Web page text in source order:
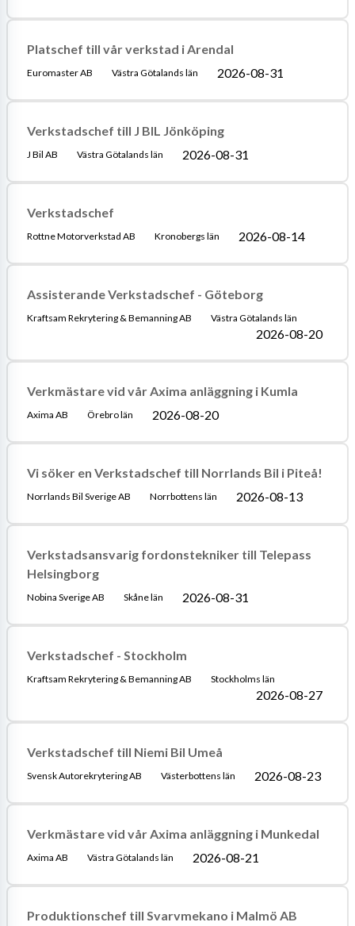
Platschef till vår verkstad i Arendal
Euromaster AB Västra Götalands län 2026-08-31
Verkstadschef till J BIL Jönköping
J Bil AB Västra Götalands län 2026-08-31
Verkstadschef
Rottne Motorverkstad AB Kronobergs län 2026-08-14
Assisterande Verkstadschef - Göteborg
Kraftsam Rekrytering & Bemanning AB Västra Götalands län
2026-08-20
Verkmästare vid vår Axima anläggning i Kumla
Axima AB Örebro län 2026-08-20
Vi söker en Verkstadschef till Norrlands Bil i Piteå!
Norrlands Bil Sverige AB Norrbottens län 2026-08-13
Verkstadsansvarig fordonstekniker till Telepass
Helsingborg
Nobina Sverige AB Skåne län 2026-08-31
Verkstadschef - Stockholm
Kraftsam Rekrytering & Bemanning AB Stockholms län
2026-08-27
Verkstadschef till Niemi Bil Umeå
Svensk Autorekrytering AB Västerbottens län 2026-08-23
Verkmästare vid vår Axima anläggning i Munkedal
Axima AB Västra Götalands län 2026-08-21
Produktionschef till Svarvmekano i Malmö AB